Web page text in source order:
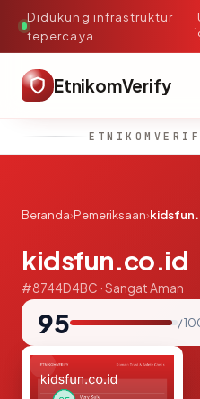
Didukung infrastruktur
tepercaya
·
EtnikomVerify
Beranda›Pemeriksaan›
kidsfun.co.id
#8744D4BC · Sangat Aman
95 /